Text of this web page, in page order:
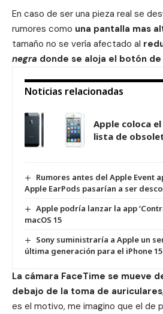
En caso de ser una pieza real se
rumores como una pantalla mas
tamaño no se vería afectado al
negra donde se aloja el botón
Noticias relacionadas
Apple coloca
lista de
Rumores antes del Apple Event
Apple EarPods pasarían a ser
Apple podría lanzar la app
macOS 15
Sony suministraría a Apple un
última generación para el iPhone 15
La cámara FaceTime se mueve
debajo de la toma de auriculares
es el motivo, me imagino que el de